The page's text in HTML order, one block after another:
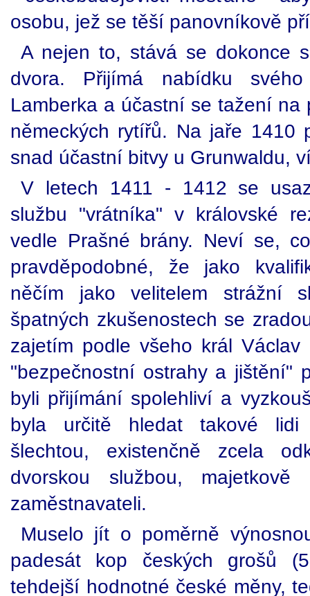
osobu, jež se těší panovníkově
A nejen to, stává se dokonce
dvora. Přijímá nabídku
Lamberka a účastní se tažení na
německých rytířů. Na jaře 1410
snad účastní bitvy u Grunwaldu,
V letech 1411 - 1412 se
službu "vrátníka" v královské
vedle Prašné brány. Neví se,
pravděpodobné, že jako
něčím jako velitelem strážní
špatných zkušenostech se
zajetím podle všeho král
"bezpečnostní ostrahy a jištění"
byli přijímání spolehliví a
byla určitě hledat takové lidi
šlechtou, existenčně zcela
dvorskou službou,
zaměstnavateli.
Muselo jít o poměrně
padesát kop českých grošů
tehdejší hodnotné české měny,